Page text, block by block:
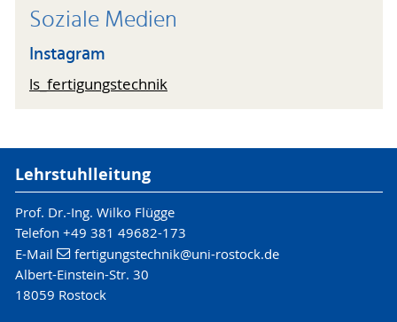
Soziale Medien
Instagram
ls_fertigungstechnik
Lehrstuhlleitung
Prof. Dr.-Ing. Wilko Flügge
Telefon +49 381 49682-173
E-Mail
fertigungstechnik@uni-rostock.de
Albert-Einstein-Str. 30
18059 Rostock